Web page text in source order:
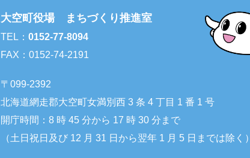
大空町役場 まちづくり推進室
TEL： 0152-77-8094
FAX：0152-74-2191
〒099-2392
北海道網走郡大空町女満別西 3 条 4 丁目 1 番 1 号
開庁時間：8 時 45 分から 17 時 30 分まで
（土日祝日及び 12 月 31 日から翌年 1 月 5 日までは除く）